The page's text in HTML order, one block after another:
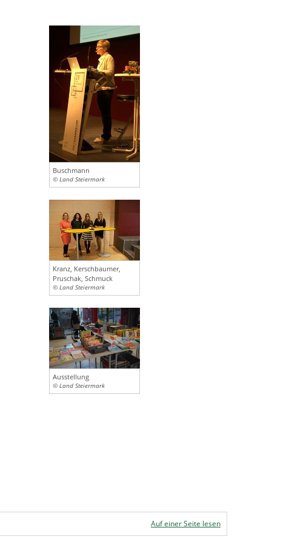
Buschmann
© Land Steiermark
Kranz, Kerschbaumer,
Pruschak, Schmuck
© Land Steiermark
Ausstellung
© Land Steiermark
Auf einer Seite lesen